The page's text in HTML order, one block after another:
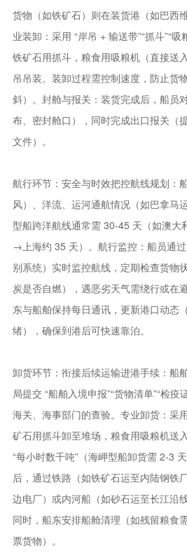
货物（如铁矿石）则在装货港（如巴西
业装卸：采用 “岸吊 + 输送带”“抓斗”“
铁矿石用抓斗，粮食用吸粮机（直接送
吊吊装。装卸过程需控制速度，防止货
斜）。封舱与报关：装货完成后，船员
布、密封舱口），同时完成出口报关（
文件）。
航行环节：安全与时效把控航线规划：
风）、洋流、运河通航情况（如巴拿马
型船跨洋航线通常需 30-45 天（如澳
→上海约 35 天）。航行监控：船员通
别系统）实时监控航线，定期检查货物
炭是否自燃），遇恶劣天气需绕行或在
东与船舶保持每日通讯，更新港口动态
绪），确保到港后可快速靠泊。
卸货环节：衔接后续运输进港手续：船
局提交 “船舶入境申报”“货物清单”“检疫
海关、海事部门的查验。专业卸货：采
矿石用抓斗卸至堆场，粮食用吸粮机送
“每小时数千吨”（海岬型船卸货需 2-3
后，通过铁路（如铁矿石运至内陆钢铁
边电厂）或内河船（如砂石运至长江沿
同时，船东安排船舱清理（如残留粮食
票货物）。